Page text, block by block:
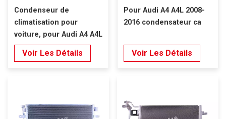
Condenseur de
climatisation pour
voiture, pour Audi A4 A4L
2008 – 2016
Voir Les Détails
Pour Audi A4 A4L 2008-
2016 condensateur ca
Voir Les Détails